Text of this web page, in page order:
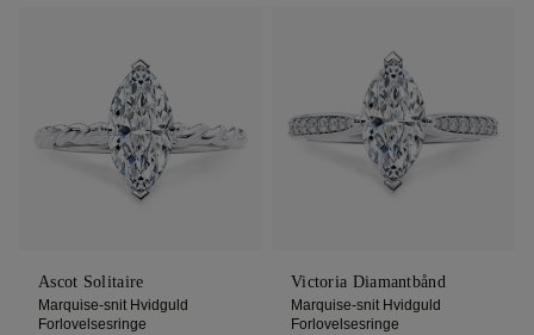
Ascot Solitaire
Marquise-snit Hvidguld
Forlovelsesringe
Victoria Diamantbånd
Marquise-snit Hvidguld
Forlovelsesringe